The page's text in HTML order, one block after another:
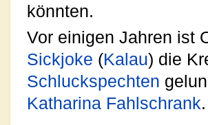
könnten.
Vor einigen Jahren ist
Sickjoke (Kalau) die
Schluckspechten
Katharina Fahlschrank.